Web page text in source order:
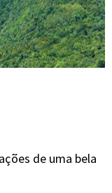
de uma bela